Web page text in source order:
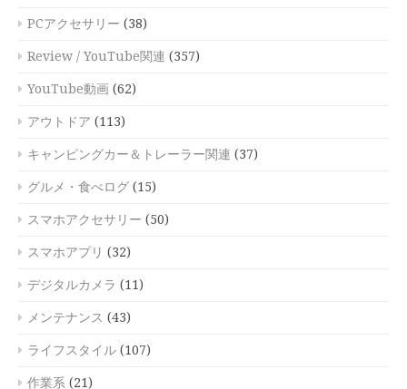
PCアクセサリー (38)
Review / YouTube関連 (357)
YouTube動画 (62)
アウトドア (113)
キャンピングカー＆トレーラー関連 (37)
グルメ・食べログ (15)
スマホアクセサリー (50)
スマホアプリ (32)
デジタルカメラ (11)
メンテナンス (43)
ライフスタイル (107)
作業系 (21)